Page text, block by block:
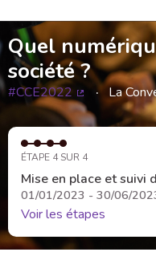
Quel
société ?
#CCE2022
(Lien externe)
La
ÉTAPE 4 SUR 4
Mise en place et suivi
01/01/2023 - 30/06/
Voir les étapes